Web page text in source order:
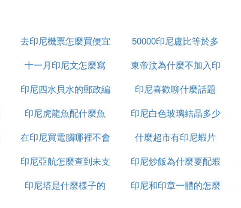
去印尼機票怎麼買便宜
50000印尼盧比等於多
少人民幣
十一月印尼文怎麼寫
東帝汶為什麼不加入印
尼
印尼四水貝水的郵政編
碼是多少
印尼喜歡聊什麼話題
印尼虎龍魚配什麼魚
印尼白色玻璃結晶多少
錢一平方
在印尼買電腦哪裡不會
受騙
什麼超市有印尼蝦片
印尼亞航怎麼查到未支
付訂單
印尼炒飯為什麼要配蝦
片
印尼塔是什麼樣子的
印尼和印章一體的怎麼